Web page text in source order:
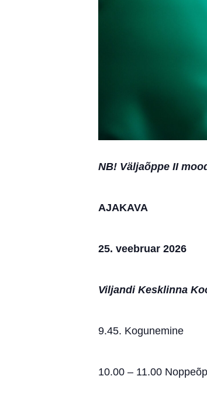
NB! Väljaõppe II
AJAKAVA
25. veebruar 2026
Viljandi Kesklinna
9.45. Kogunemine
10.00 – 11.00